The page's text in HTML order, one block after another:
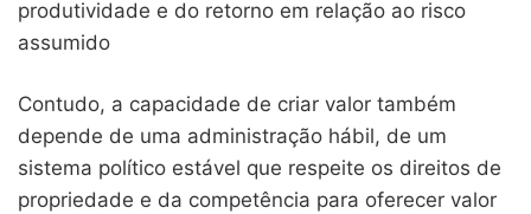
produtividade e do retorno em relação ao risco
assumido
Contudo, a capacidade de criar valor também
depende de uma administração hábil, de um
sistema político estável que respeite os direitos de
propriedade e da competência para oferecer valor